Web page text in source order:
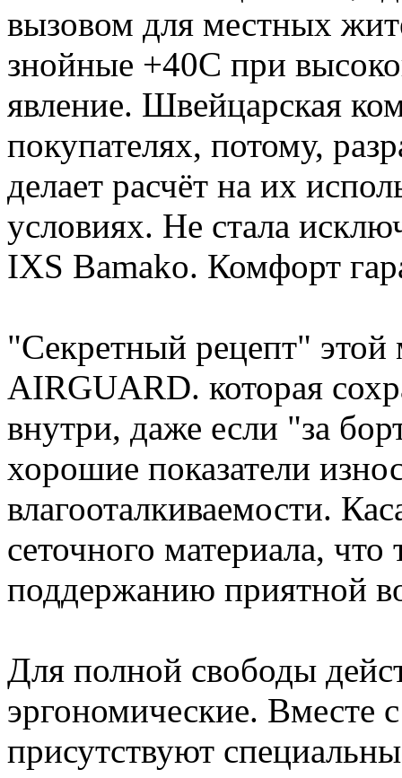
вызовом для местных
знойные +40С при
явление. Швейцарская
покупателях, потому,
делает расчёт на их
условиях. Не стала
IXS Bamako. Комфорт
"Секретный рецепт" этой
AIRGUARD. которая
внутри, даже если "за
хорошие показатели
влагооталкиваемости.
сеточного материала, что
поддержанию приятной
Для полной свободы
эргономические. Вместе
присутствуют